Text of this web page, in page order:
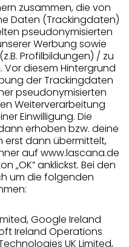
zusammen, die von
Daten (Trackingdaten)
pseudonymisierten
Werbung sowie
Profilbildungen) / zu
Vor diesem Hintergrund
der Trackingdaten
pseudonymisierten
Weiterverarbeitung
Einwilligung. Die
erhoben bzw. deine
erst dann übermittelt,
auf www.lascana.de
„OK” anklickst. Bei den
um die folgenden
Google Ireland
Ireland Operations
UK Limited,